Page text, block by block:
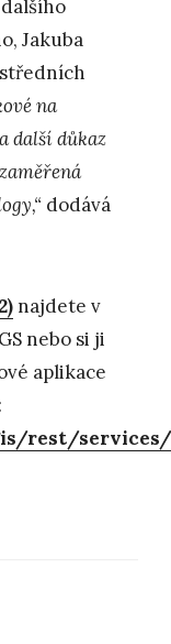
Jakuba
na
další důkaz
dodává
najdete v
nebo si ji
aplikace
rest/